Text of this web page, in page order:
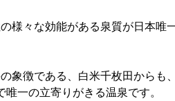
様々な効能がある泉質が日本唯
象徴である、白米千枚田からも
一の立寄りがきる温泉です。